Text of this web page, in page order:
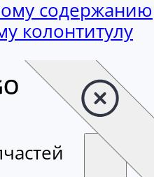
содержанию
колонтитулу